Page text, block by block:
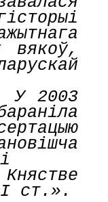
вякоў,
У 2003
ст.».